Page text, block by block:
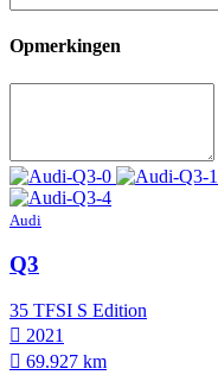
Opmerkingen
Audi
Q3
35 TFSI S Edition
2021
69.927 km